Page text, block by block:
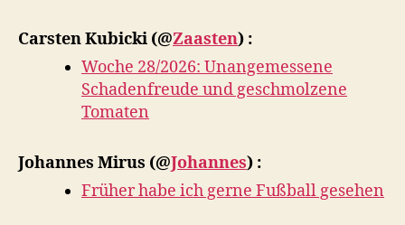
Carsten Kubicki (@Zaasten) :
Woche 28/2026: Unangemessene
Schadenfreude und geschmolzene
Tomaten
Johannes Mirus (@Johannes) :
Früher habe ich gerne Fußball gesehen